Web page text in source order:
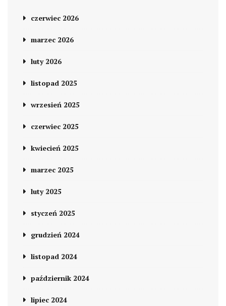
czerwiec 2026
marzec 2026
luty 2026
listopad 2025
wrzesień 2025
czerwiec 2025
kwiecień 2025
marzec 2025
luty 2025
styczeń 2025
grudzień 2024
listopad 2024
październik 2024
lipiec 2024